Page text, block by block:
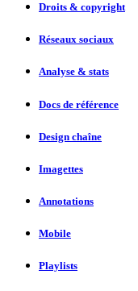
Droits & copyright
Réseaux sociaux
Analyse & stats
Docs de référence
Design chaîne
Imagettes
Annotations
Mobile
Playlists